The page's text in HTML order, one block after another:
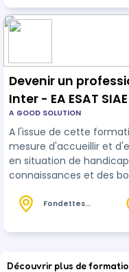
inspirer, motiver et
Devenir un
Inter - EA ESAT SIAE
A GOOD SOLUTION
A l'issue de cette
mesure d'accueillir et
en situation de
connaissances et des
Fondettes
Découvrir plus de